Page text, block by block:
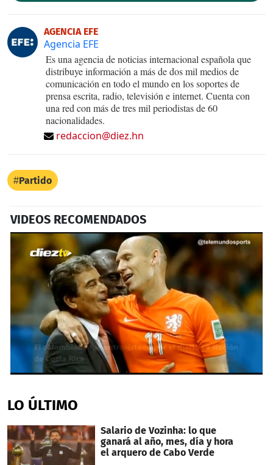
AGENCIA EFE
Agencia EFE
Es una agencia de noticias internacional española que
distribuye información a más de dos mil medios de
comunicación en todo el mundo en los soportes de
prensa escrita, radio, televisión e internet. Cuenta con
una red con más de tres mil periodistas de 60
nacionalidades.
redaccion@diez.hn
Partido
VIDEOS RECOMENDADOS
of
40
LO ÚLTIMO
Salario de Vozinha: lo que
ganará al año, mes, día y hora
el arquero de Cabo Verde